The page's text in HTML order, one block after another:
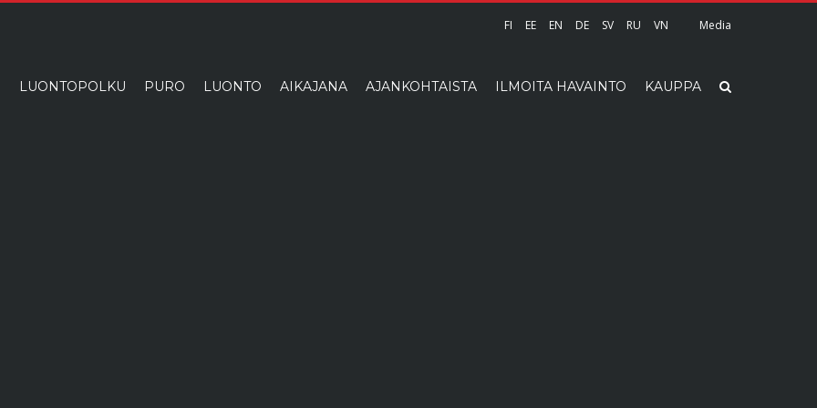
FI EE EN DE SV RU VN Media
LUONTOPOLKU PURO LUONTO AIKAJANA AJANKOHTAISTA ILMOITA HAVAINTO KAUPPA